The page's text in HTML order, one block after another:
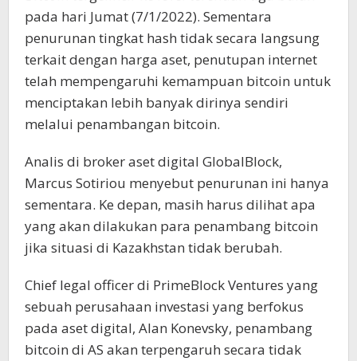
pada hari Jumat (7/1/2022). Sementara
penurunan tingkat hash tidak secara langsung
terkait dengan harga aset, penutupan internet
telah mempengaruhi kemampuan bitcoin untuk
menciptakan lebih banyak dirinya sendiri
melalui penambangan bitcoin.
Analis di broker aset digital GlobalBlock,
Marcus Sotiriou menyebut penurunan ini hanya
sementara. Ke depan, masih harus dilihat apa
yang akan dilakukan para penambang bitcoin
jika situasi di Kazakhstan tidak berubah.
Chief legal officer di PrimeBlock Ventures yang
sebuah perusahaan investasi yang berfokus
pada aset digital, Alan Konevsky, penambang
bitcoin di AS akan terpengaruh secara tidak